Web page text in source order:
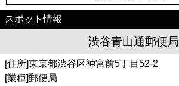
スポット情報
渋谷青山通郵便局
[住所]東京都渋谷区神宮前5丁目52-2
[業種]郵便局